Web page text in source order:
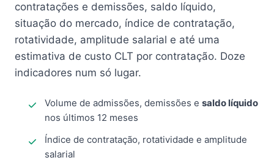
contratações e demissões, saldo líquido,
situação do mercado, índice de contratação,
rotatividade, amplitude salarial e até uma
estimativa de custo CLT por contratação. Doze
indicadores num só lugar.
Volume de admissões, demissões e saldo líquido
nos últimos 12 meses
Índice de contratação, rotatividade e amplitude
salarial